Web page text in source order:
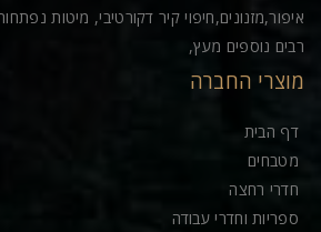
איפור,מזנונים,חיפוי קיר דקורטיבי, מיטות
רבים נוספים מעץ,
מוצרי החברה
דף הבית
מטבחים
חדרי רחצה
ספריות וחדרי עבודה